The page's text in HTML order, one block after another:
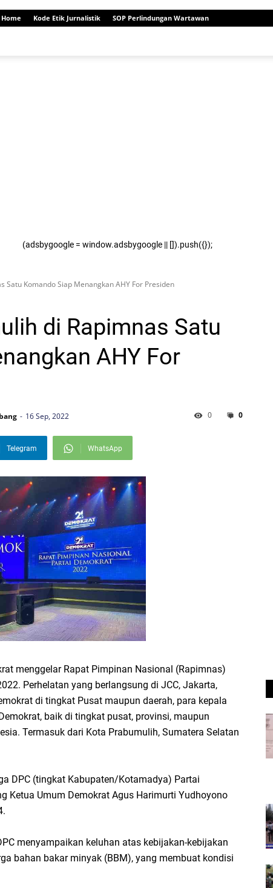
Home Kode Etik Jurnalistik SOP Perlindungan Wartawan
(adsbygoogle = window.adsbygoogle || []).push({});
Satu Komando Siap Menangkan AHY For Presiden
di Rapimnas Satu
AHY For
16 Sep, 2022 0
0
Telegram WhatsApp
menggelar Rapat Pimpinan Nasional (Rapimnas)
Perhelatan yang berlangsung di JCC, Jakarta,
di tingkat Pusat maupun daerah, para kepala
baik di tingkat pusat, provinsi, maupun
Termasuk dari Kota Prabumulih, Sumatera Selatan
DPC (tingkat Kabupaten/Kotamadya) Partai
Ketua Umum Demokrat Agus Harimurti Yudhoyono
menyampaikan keluhan atas kebijakan-kebijakan
bahan bakar minyak (BBM), yang membuat kondisi